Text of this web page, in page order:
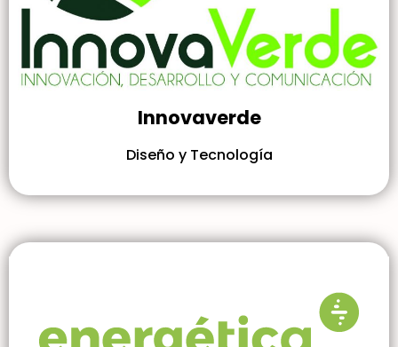
Innovaverde
Diseño y Tecnología